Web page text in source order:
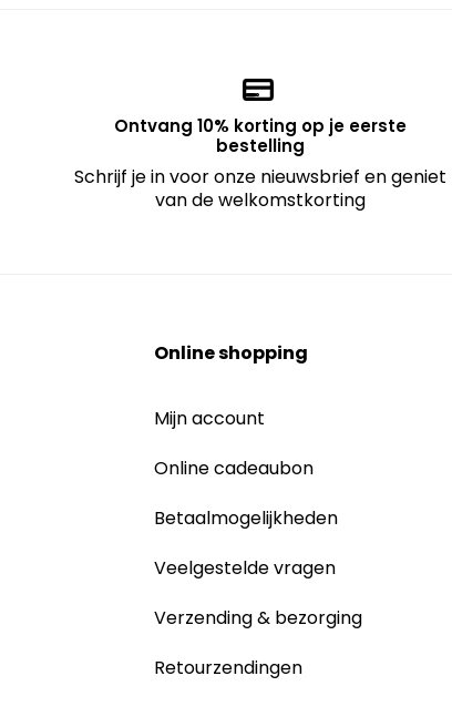
Ontvang 10% korting op je eerste
bestelling
Schrijf je in voor onze nieuwsbrief en geniet
van de welkomstkorting
Online shopping
Mijn account
Online cadeaubon
Betaalmogelijkheden
Veelgestelde vragen
Verzending & bezorging
Retourzendingen